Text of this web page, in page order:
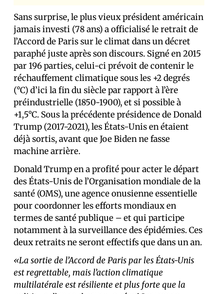
Sans surprise, le plus vieux président américain
jamais investi (78 ans) a officialisé le retrait de
l’Accord de Paris sur le climat dans un décret
paraphé juste après son discours. Signé en 2015
par 196 parties, celui-ci prévoit de contenir le
réchauffement climatique sous les +2 degrés
(°C) d’ici la fin du siècle par rapport à l’ère
préindustrielle (1850-1900), et si possible à
+1,5°C. Sous la précédente présidence de Donald
Trump (2017-2021), les États-Unis en étaient
déjà sortis, avant que Joe Biden ne fasse
machine arrière.
Donald Trump en a profité pour acter le départ
des États-Unis de l’Organisation mondiale de la
santé (OMS), une agence onusienne essentielle
pour coordonner les efforts mondiaux en
termes de santé publique – et qui participe
notamment à la surveillance des épidémies. Ces
deux retraits ne seront effectifs que dans un an.
«La sortie de l’Accord de Paris par les États-Unis
est regrettable, mais l’action climatique
multilatérale est résiliente et plus forte que la